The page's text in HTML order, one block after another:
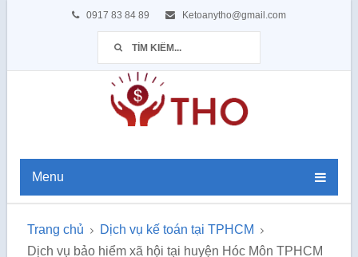
0917 83 84 89 Ketoanytho@gmail.com
Menu
Trang chủ
Dịch vụ kế toán tại TPHCM
Dịch vụ bảo hiểm xã hội tại huyện Hóc Môn TPHCM